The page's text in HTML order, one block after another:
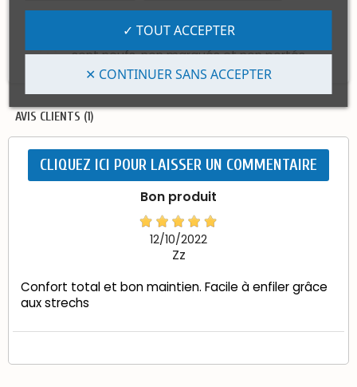
Politique retours
Les articles peuvent être retournés s'ils
sont neufs, non marqués et non portés.
AVIS CLIENTS (1)
CLIQUEZ ICI POUR LAISSER UN COMMENTAIRE
Bon produit
12/10/2022
Zz
Confort total et bon maintien. Facile à enfiler grâce
aux strechs
✕ CONTINUER SANS ACCEPTER
✓ TOUT ACCEPTER